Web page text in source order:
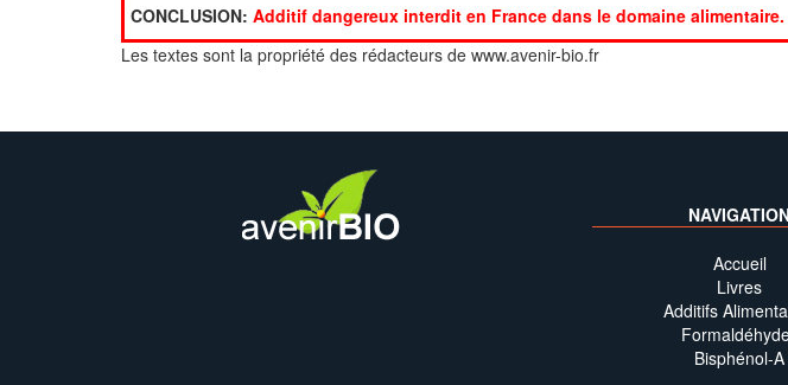
CONCLUSION: Additif dangereux interdit en France dans le domaine alimentaire.
Les textes sont la propriété des rédacteurs de www.avenir-bio.fr
Accueil
Livres
Additifs
Bisphénol-A